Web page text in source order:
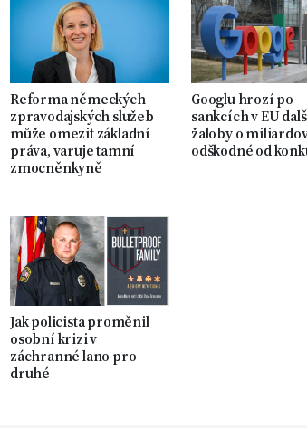
Reforma německých
zpravodajských služeb
může omezit základní
práva, varuje tamní
zmocněnkyně
Googlu hrozí po
sankcích v EU
žaloby o
odškodné od
Jak policista proměnil
osobní krizi v
záchranné lano pro
druhé